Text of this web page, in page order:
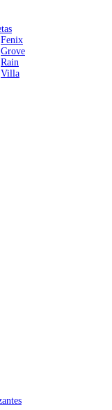
Fenix
Grove
Rain
Villa